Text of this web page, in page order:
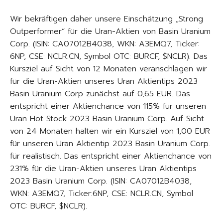
Wir bekräftigen daher unsere Einschätzung „Strong
Outperformer“ für die Uran-Aktien von Basin Uranium
Corp. (ISIN: CA07012B4038, WKN: A3EMQ7, Ticker:
6NP, CSE: NCLR.CN, Symbol OTC: BURCF, $NCLR). Das
Kursziel auf Sicht von 12 Monaten veranschlagen wir
für die Uran-Aktien unseres Uran Aktientips 2023
Basin Uranium Corp zunächst auf 0,65 EUR. Das
entspricht einer Aktienchance von 115% für unseren
Uran Hot Stock 2023 Basin Uranium Corp. Auf Sicht
von 24 Monaten halten wir ein Kursziel von 1,00 EUR
für unseren Uran Aktientip 2023 Basin Uranium Corp.
für realistisch. Das entspricht einer Aktienchance von
231% für die Uran-Aktien unseres Uran Aktientips
2023 Basin Uranium Corp. (ISIN: CA07012B4038,
WKN: A3EMQ7, Ticker:6NP, CSE: NCLR.CN, Symbol
OTC: BURCF, $NCLR).